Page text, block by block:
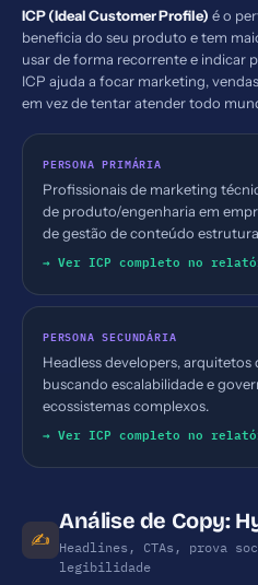
ICP (Ideal Customer Profile) é o
beneficia do seu produto e tem
usar de forma recorrente e indicar
ICP ajuda a focar marketing,
em vez de tentar atender todo
PERSONA PRIMÁRIA
Profissionais de marketing
de produto/engenharia em
de gestão de conteúdo
com canais/gêmeos de IA.
→ Ver ICP completo no
PERSONA SECUNDÁRIA
Headless developers, arquitetos
buscando escalabilidade e
ecossistemas complexos.
→ Ver ICP completo no
✍️
Análise de Copy:
Headlines, CTAs, prova
legibilidade